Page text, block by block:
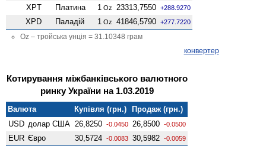
XPT Платина 1 Oz 23313,7550 +288.9270
XPD Паладій 1 Oz 41846,5790 +277.7220
Oz – тройська унція = 31.10348 грам
конвертер
Котирування міжбанківського валютного
ринку України на 1.03.2019
Валюта Купівля (грн.)
Продаж (грн.)
USD долар США 26,8250 -0.0450 26,8500 -0.0500
EUR Євро 30,5724 -0.0083 30,5982 -0.0059